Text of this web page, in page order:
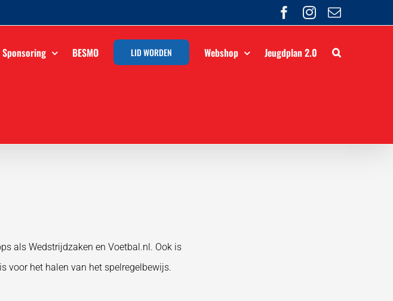
Facebook
Instagram
E-
mail
Sponsoring BESMO LID WORDEN Webshop Jeugdplan 2.0
als Wedstrijdzaken en Voetbal.nl. Ook is
voor het halen van het spelregelbewijs.